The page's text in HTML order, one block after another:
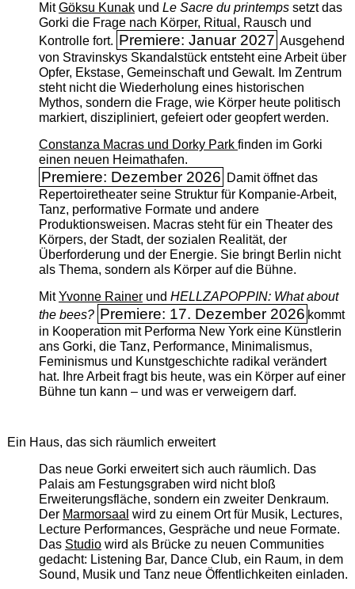
MitGöksu Kunakund Le Sacre du printempssetzt das
Gorki die Frage nach Körper, Ritual, Rausch und
Kontrolle fort. Premiere: Januar 2027 Ausgehend
von Stravinskys Skandalstück entsteht eine Arbeit über
Opfer, Ekstase, Gemeinschaft und Gewalt. Im Zentrum
steht nicht die Wiederholung eines historischen
Mythos, sondern die Frage, wie Körper heute politisch
markiert, diszipliniert, gefeiert oder geopfert werden.
Constanza Macras und Dorky Park finden im Gorki
einen neuen Heimathafen.
Premiere: Dezember 2026 Damit öffnet das
Repertoiretheater seine Struktur für Kompanie-Arbeit,
Tanz, performative Formate und andere
Produktionsweisen. Macras steht für ein Theater des
Körpers, der Stadt, der sozialen Realität, der
Überforderung und der Energie. Sie bringt Berlin nicht
als Thema, sondern als Körper auf die Bühne.
MitYvonne Rainerund HELLZAPOPPIN: What about
the bees? Premiere: 17. Dezember 2026 kommt
in Kooperation mit Performa New York eine Künstlerin
ans Gorki, die Tanz, Performance, Minimalismus,
Feminismus und Kunstgeschichte radikal verändert
hat. Ihre Arbeit fragt bis heute, was ein Körper auf einer
Bühne tun kann – und was er verweigern darf.
Ein Haus, das sich räumlich erweitert
Das neue Gorki erweitert sich auch räumlich. Das
Palais am Festungsgraben wird nicht bloß
Erweiterungsfläche, sondern ein zweiter Denkraum.
Der Marmorsaal wird zu einem Ort für Musik, Lectures,
Lecture Performances, Gespräche und neue Formate.
Das Studiowird als Brücke zu neuen Communities
gedacht: Listening Bar, Dance Club, ein Raum, in dem
Sound, Musik und Tanz neue Öffentlichkeiten einladen.